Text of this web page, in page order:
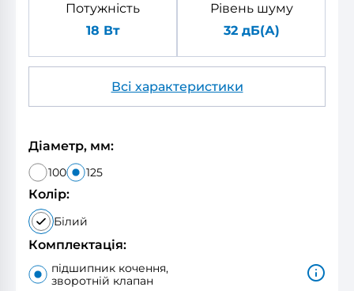
Потужність
18 Вт
Рівень шуму
32 дБ(А)
Всі характеристики
Діаметр, мм:
100 125
Колір:
Білий
Комплектація:
підшипник кочення,
зворотній клапан